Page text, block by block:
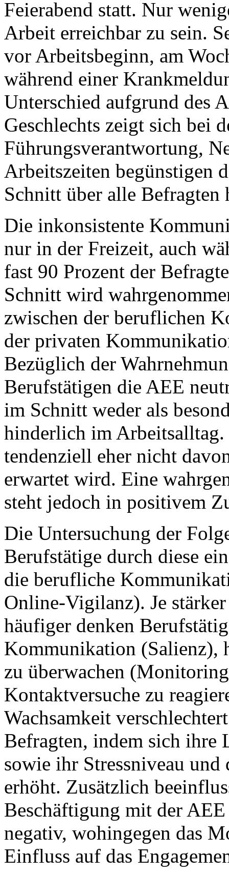
Feierabend statt. Nur
Arbeit erreichbar zu sein.
vor Arbeitsbeginn, am
während einer
Unterschied aufgrund des
Geschlechts zeigt sich bei
Führungsverantwortung,
Arbeitszeiten begünstigen
Schnitt über alle Befragten
Die inkonsistente
nur in der Freizeit, auch
fast 90 Prozent der
Schnitt wird
zwischen der beruflichen
der privaten
Bezüglich der
Berufstätigen die AEE
im Schnitt weder als
hinderlich im
tendenziell eher nicht
erwartet wird. Eine
steht jedoch in positivem
Die Untersuchung der
Berufstätige durch diese
die berufliche
Online-Vigilanz). Je
häufiger denken
Kommunikation (Salienz),
zu überwachen
Kontaktversuche zu
Wachsamkeit
Befragten, indem sich ihre
sowie ihr Stressniveau
erhöht. Zusätzlich
Beschäftigung mit der
negativ, wohingegen das
Einfluss auf das